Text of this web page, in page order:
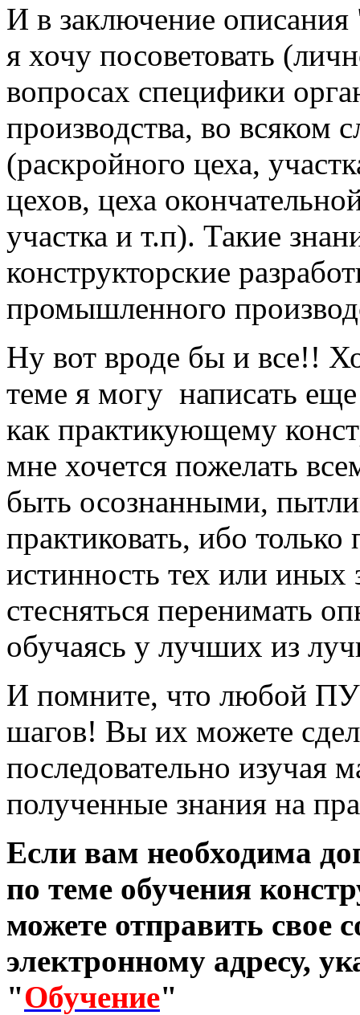
И в заключение описания
я хочу посоветовать
вопросах специфики
производства, во всяком
(раскройного цеха,
цехов, цеха
участка и т.п). Такие
конструкторские
промышленного
Ну вот вроде бы и все!!
теме я могу написать
как практикующему
мне хочется пожелать
быть осознанными,
практиковать, ибо только
истинность тех или
стесняться перенимать
обучаясь у лучших из
И помните, что любой
шагов! Вы их можете
последовательно изучая
полученные знания на
Если вам необходима
по теме обучения
можете отправить свое
электронному адресу,
"Обучение"